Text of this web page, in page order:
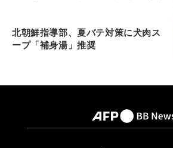
北朝鮮指導部、夏バテ対策に犬肉ス
ープ「補身湯」推奨